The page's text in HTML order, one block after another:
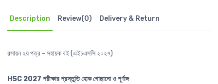
Description Review(0) Delivery & Return
রসায়ন ২য় পত্র - সহায়ক বই (এইচএসসি ২০২৭)
HSC 2027 পরীক্ষার প্রস্তুতি হোক গোছানো ও পূর্ণাঙ্গ